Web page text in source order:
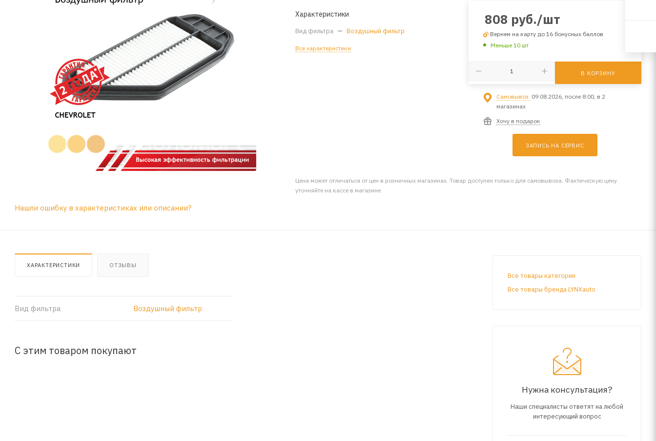
Характеристики
Вид фильтра — Воздушный фильтр
Все характеристики
808 руб./шт
Вернем на карту до 16 бонусных баллов
Меньше 10 шт
В КОРЗИНУ
Самовывоз: 09.08.2026, после 8:00, в 2
магазинах
Хочу в подарок
ЗАПИСЬ НА СЕРВИС
Цена может отличаться от цен в розничных магазинах. Товар доступен только для самовывоза. Фактическую цену
уточняйте на кассе в магазине
Нашли ошибку в характеристиках или описании?
ХАРАКТЕРИСТИКИ ОТЗЫВЫ
Вид фильтра Воздушный фильтр
С этим товаром покупают
Все товары категории
Все товары бренда LYNXauto
Нужна консультация?
Наши специалисты ответят на любой
интересующий вопрос